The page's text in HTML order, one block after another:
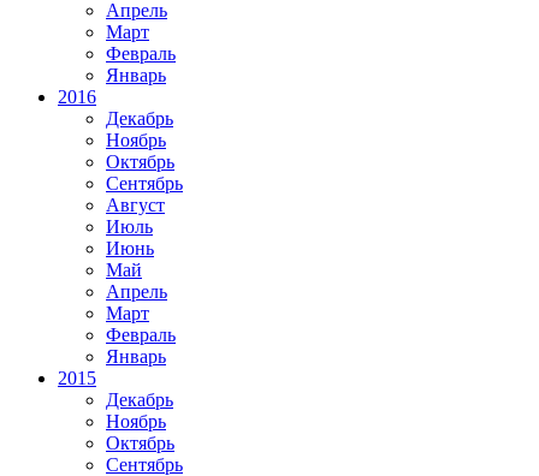
Апрель
Март
Февраль
Январь
2016
Декабрь
Ноябрь
Октябрь
Сентябрь
Август
Июль
Июнь
Май
Апрель
Март
Февраль
Январь
2015
Декабрь
Ноябрь
Октябрь
Сентябрь